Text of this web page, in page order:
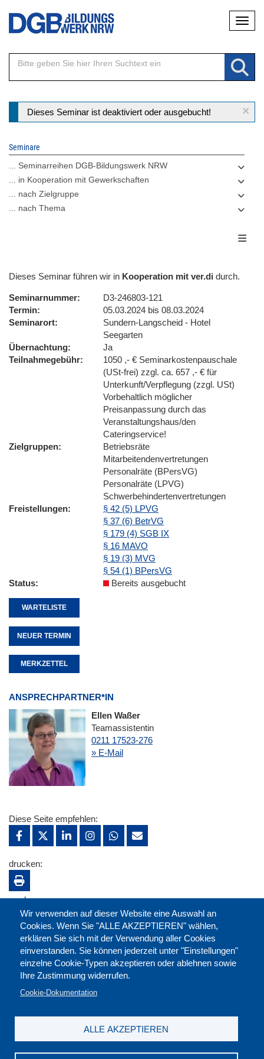
Direkt
Inhalt
×
Statusmeldung
Dieses Seminar ist deaktiviert oder ausgebucht!
Seminare
... Seminarreihen DGB-Bildungswerk NRW
... in Kooperation mit Gewerkschaften
... nach Zielgruppe
... nach Thema
Dieses Seminar führen wir in Kooperation mit ver.di durch.
Seminarnummer
D3-246803-121
Termin
05.03.2024 bis 08.03.2024
Seminarort
Sundern-Langscheid - Hotel
Seegarten
Übernachtung
Ja
Teilnahmegebühr
1050 ,- € Seminarkostenpauschale
(USt-frei) zzgl. ca. 657 ,- € für
Unterkunft/Verpflegung (zzgl. USt)
Vorbehaltlich möglicher
Preisanpassung durch das
Veranstaltungshaus/den
Cateringservice!
Zielgruppen
Betriebsräte
Mitarbeitendenvertretungen
Personalräte (BPersVG)
Personalräte (LPVG)
Schwerbehindertenvertretungen
Freistellungen
§ 42 (5) LPVG
§ 37 (6) BetrVG
§ 179 (4) SGB IX
§ 16 MAVO
§ 19 (3) MVG
§ 54 (1) BPersVG
Status
Bereits ausgebucht
WARTELISTE
NEUER TERMIN
MERKZETTEL
ANSPRECHPARTNER*IN
Ellen Waßer
Teamassistentin
0211 17523-276
» E-Mail
Wir verwenden auf dieser Website eine Auswahl an
Cookies. Wenn Sie "ALLE AKZEPTIEREN" wählen,
erklären Sie sich mit der Verwendung aller Cookies
einverstanden. Sie können jederzeit unter "Einstellungen"
einzelne Cookie-Typen akzeptieren oder ablehnen sowie
Ihre Zustimmung widerrufen.
Cookie-Dokumentation
ALLE AKZEPTIEREN
Diese Seite empfehlen:
drucken:
merken: